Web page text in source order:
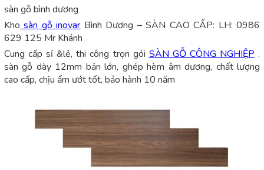
sàn gỗ bình dương
Kho sàn gỗ inovar Bình Dương – SÀN CAO CẤP: LH: 0986
629 125 Mr Khánh
Cung cấp sỉ &lẻ, thi công trọn gói SÀN GỖ CÔNG NGHIỆP .
sàn gỗ dày 12mm bản lớn, ghép hèm âm dương, chất lượng
cao cấp, chịu ẩm ướt tốt, bảo hành 10 năm